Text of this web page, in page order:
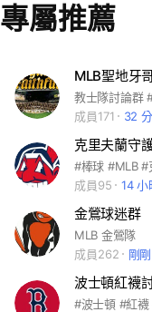
專屬推薦
MLB聖地牙
成員171
32
克里夫蘭守
#棒球 #MLB #
成員95
14 小
金鶯球迷群
MLB 金鶯隊
成員262
剛剛
波士頓紅襪